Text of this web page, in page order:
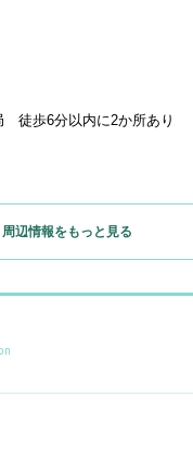
徒歩6分以内に2か所あり
周辺情報をもっと見る